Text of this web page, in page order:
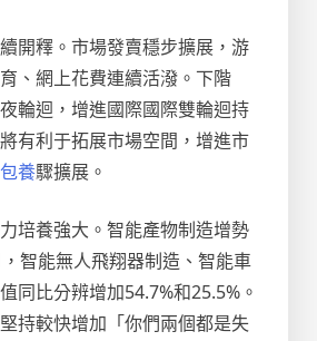
開釋。市場發賣穩步擴展，游
、網上花費連續活潑。下階
輪迴，增進國際國際雙輪迴持
有利于拓展市場空間，增進市
包養驟擴展。
培養強大。智能產物制造增勢
智能無人飛翔器制造、智能車
同比分辨增加54.7%和25.5%。
持較快增加「你們兩個都是失